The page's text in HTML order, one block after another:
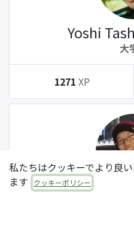
Yoshi
大
1271 XP
Tatsuki
私たちはクッキーでより良
ます
クッキーポリシー